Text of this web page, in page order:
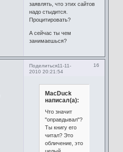
заявлять, что этих сайтов
надо стыдится.
Процитировать?
А сейчас ты чем
занимаешься?
Поделиться 16
11-11-
2010 20:21:54
MacDuck
написал(а):
Что значит
"оправдывал"?
Ты книгу его
читал? Это
обличение, это